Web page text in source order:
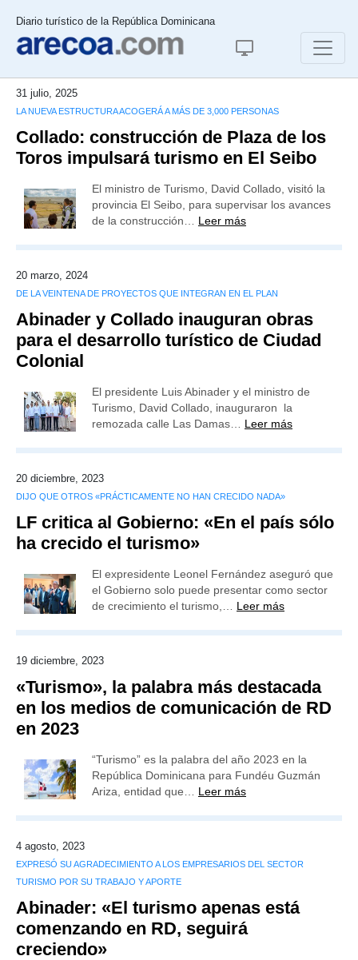
Diario turístico de la República Dominicana
31 julio, 2025
LA NUEVA ESTRUCTURA ACOGERÁ A MÁS DE 3,000 PERSONAS
Collado: construcción de Plaza de los
Toros impulsará turismo en El Seibo
El ministro de Turismo, David Collado, visitó la
provincia El Seibo, para supervisar los avances
de la construcción… Leer más
20 marzo, 2024
DE LA VEINTENA DE PROYECTOS QUE INTEGRAN EN EL PLAN
Abinader y Collado inauguran obras
para el desarrollo turístico de Ciudad
Colonial
El presidente Luis Abinader y el ministro de
Turismo, David Collado, inauguraron la
remozada calle Las Damas… Leer más
20 diciembre, 2023
DIJO QUE OTROS «PRÁCTICAMENTE NO HAN CRECIDO NADA»
LF critica al Gobierno: «En el país sólo
ha crecido el turismo»
El expresidente Leonel Fernández aseguró que
el Gobierno solo puede presentar como sector
de crecimiento el turismo,… Leer más
19 diciembre, 2023
«Turismo», la palabra más destacada
en los medios de comunicación de RD
en 2023
“Turismo” es la palabra del año 2023 en la
República Dominicana para Fundéu Guzmán
Ariza, entidad que… Leer más
4 agosto, 2023
EXPRESÓ SU AGRADECIMIENTO A LOS EMPRESARIOS DEL SECTOR
TURISMO POR SU TRABAJO Y APORTE
Abinader: «El turismo apenas está
comenzando en RD, seguirá
creciendo»